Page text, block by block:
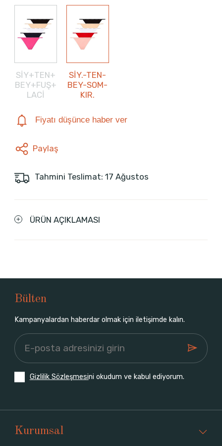
SİY+TEN+
BEY+FUŞ+
LACİ
SİY.-TEN-
BEY-SOM-
KIR.
Fiyatı düşünce haber ver
Paylaş
Tahmini Teslimat: 17 Ağustos
ÜRÜN AÇIKLAMASI
Bülten
Kampanyalardan haberdar olmak için iletişimde kalın.
Gizlilik Sözleşmesini okudum ve kabul ediyorum.
Kurumsal